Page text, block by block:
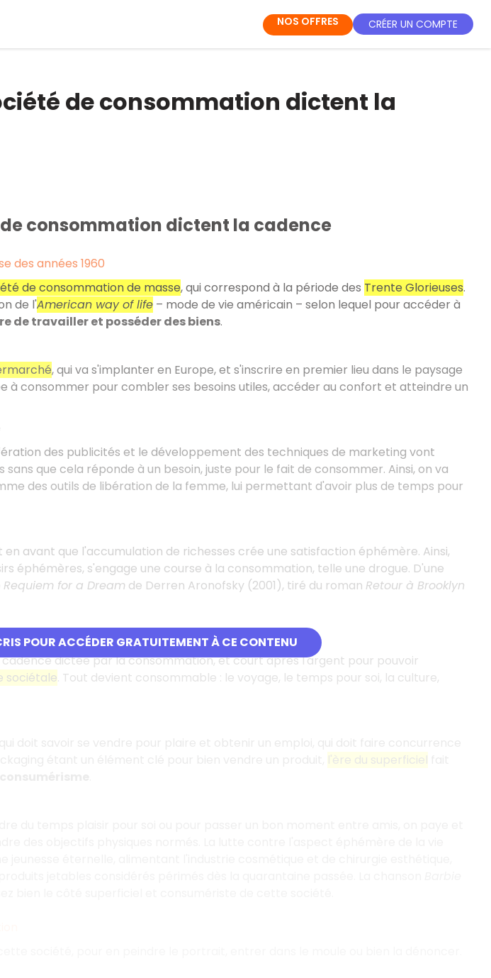
NOS OFFRES CRÉER UN COMPTE
de consommation dictent la
POUR ACCÉDER GRATUITEMENT À CE CONTENU
consommation dictent la cadence
des années 1960
de consommation de masse, qui correspond à la période des Trente Glorieuses.
de l'American way of life– mode de vie américain – selon lequel pour accéder à
de travailler et posséder des biens.
, qui va s'implanter en Europe, et s'inscrire en premier lieu dans le paysage
à consommer pour combler ses besoins utiles, accéder au confort et atteindre un
des publicités et le développement des techniques de marketing vont
que cela réponde à un besoin, juste pour le fait de consommer. Ainsi, on va
des outils de libération de la femme, lui permettant d'avoir plus de temps pour
en avant que l'accumulation de richesses crée une satisfaction éphémère. Ainsi,
éphémères, s'engage une course à la consommation, telle une drogue. D'une
Requiem for a Dream de Derren Aronofsky (2001), tiré du roman Retour à Brooklyn
consommation
dictée par la consommation, et court après l'argent pour pouvoir
sociétale. Tout devient consommable : le voyage, le temps pour soi, la culture,
l'ère du superficiel